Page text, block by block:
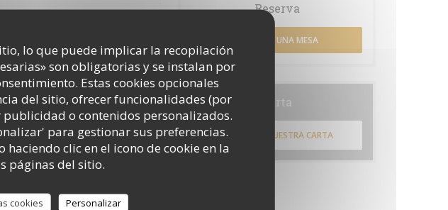
lo que puede implicar la recopilación
son obligatorias y se instalan por
Estas cookies opcionales
del sitio, ofrecer funcionalidades (por
o contenidos personalizados.
para gestionar sus preferencias.
clic en el icono de cookie en la
páginas del sitio.
cookies
Personalizar
/5 Menú: 1/5 Calidad / Precio:1/5
est joliment présenté, mais
plat en commun à ce mon
Reserva
RESERVAR UNA MESA
Carta
DESCUBRIR NUESTRA CARTA